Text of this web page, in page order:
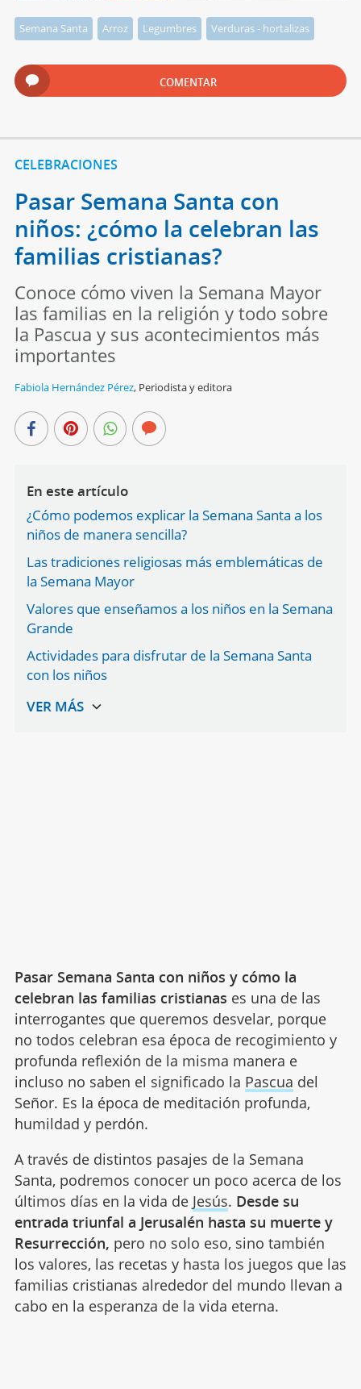
Semana Santa Arroz Legumbres Verduras - hortalizas
COMENTAR
CELEBRACIONES
Pasar Semana Santa con
niños: ¿cómo la celebran las
familias cristianas?
Conoce cómo viven la Semana Mayor
las familias en la religión y todo sobre
la Pascua y sus acontecimientos más
importantes
Fabiola Hernández Pérez, Periodista y editora
En este artículo
¿Cómo podemos explicar la Semana Santa a los
niños de manera sencilla?
Las tradiciones religiosas más emblemáticas de
la Semana Mayor
Valores que enseñamos a los niños en la Semana
Grande
Actividades para disfrutar de la Semana Santa
con los niños
Pasar Semana Santa con niños y cómo la
celebran las familias cristianas es una de las
interrogantes que queremos desvelar, porque
no todos celebran esa época de recogimiento y
profunda reflexión de la misma manera e
incluso no saben el significado la Pascua del
Señor. Es la época de meditación profunda,
humildad y perdón.
A través de distintos pasajes de la Semana
Santa, podremos conocer un poco acerca de los
últimos días en la vida de Jesús. Desde su
entrada triunfal a Jerusalén hasta su muerte y
Resurrección, pero no solo eso, sino también
los valores, las recetas y hasta los juegos que las
familias cristianas alrededor del mundo llevan a
cabo en la esperanza de la vida eterna.